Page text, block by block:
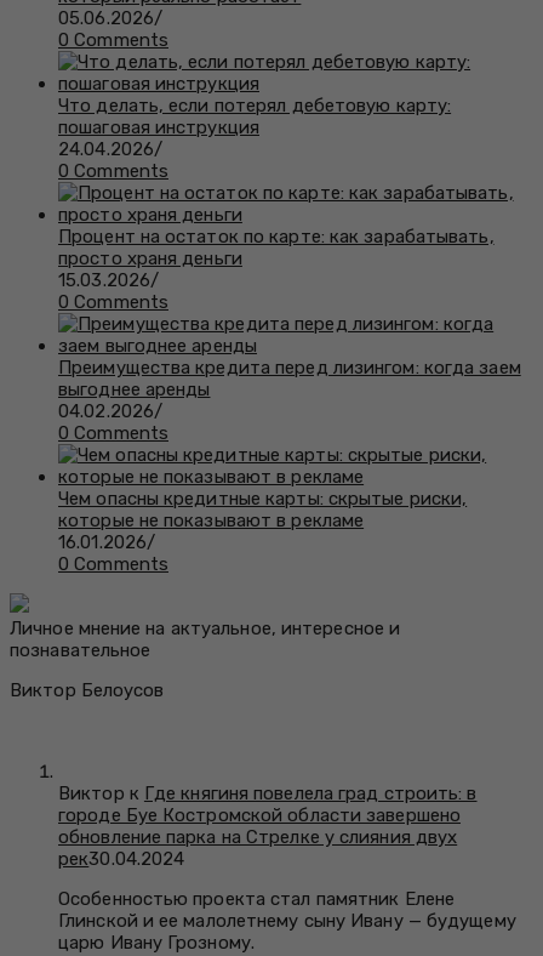
05.06.2026/
0 Comments
Что делать, если потерял дебетовую карту:
пошаговая инструкция
24.04.2026/
0 Comments
Процент на остаток по карте: как зарабатывать,
просто храня деньги
15.03.2026/
0 Comments
Преимущества кредита перед лизингом: когда заем
выгоднее аренды
04.02.2026/
0 Comments
Чем опасны кредитные карты: скрытые риски,
которые не показывают в рекламе
16.01.2026/
0 Comments
Личное мнение на актуальное, интересное и
познавательное
Виктор Белоусов
Виктор к Где княгиня повелела град строить: в
городе Буе Костромской области завершено
обновление парка на Стрелке у слияния двух
рек30.04.2024
Особенностью проекта стал памятник Елене
Глинской и ее малолетнему сыну Ивану — будущему
царю Ивану Грозному.